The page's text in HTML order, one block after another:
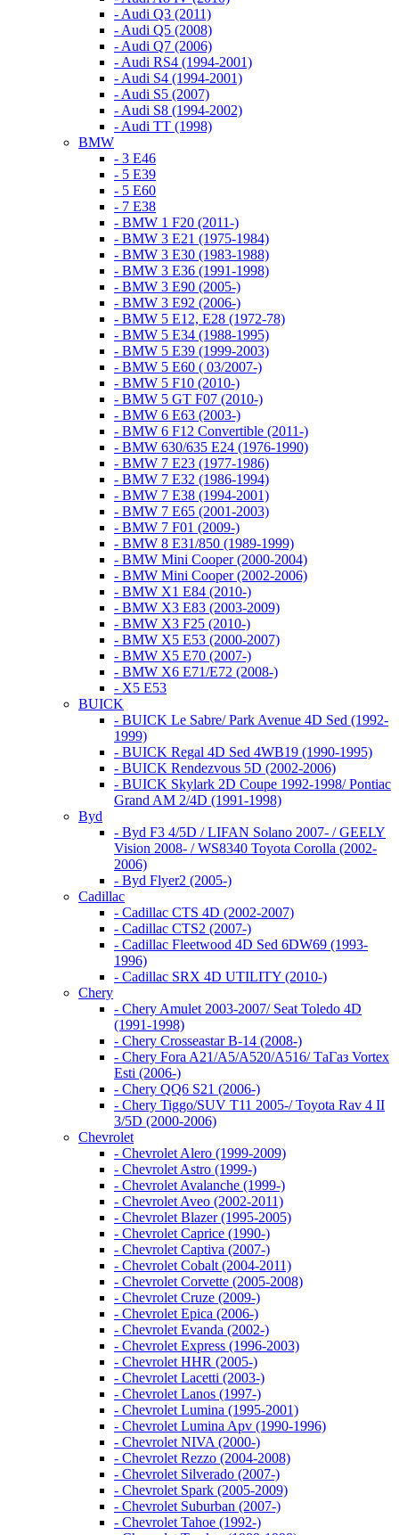
- Audi Q3 (2011)
- Audi Q5 (2008)
- Audi Q7 (2006)
- Audi RS4 (1994-2001)
- Audi S4 (1994-2001)
- Audi S5 (2007)
- Audi S8 (1994-2002)
- Audi TT (1998)
BMW
- 3 E46
- 5 E39
- 5 E60
- 7 E38
- BMW 1 F20 (2011-)
- BMW 3 E21 (1975-1984)
- BMW 3 E30 (1983-1988)
- BMW 3 E36 (1991-1998)
- BMW 3 E90 (2005-)
- BMW 3 E92 (2006-)
- BMW 5 E12, E28 (1972-78)
- BMW 5 E34 (1988-1995)
- BMW 5 E39 (1999-2003)
- BMW 5 E60 ( 03/2007-)
- BMW 5 F10 (2010-)
- BMW 5 GT F07 (2010-)
- BMW 6 E63 (2003-)
- BMW 6 F12 Convertible (2011-)
- BMW 630/635 E24 (1976-1990)
- BMW 7 E23 (1977-1986)
- BMW 7 E32 (1986-1994)
- BMW 7 E38 (1994-2001)
- BMW 7 E65 (2001-2003)
- BMW 7 F01 (2009-)
- BMW 8 E31/850 (1989-1999)
- BMW Mini Cooper (2000-2004)
- BMW Mini Cooper (2002-2006)
- BMW X1 E84 (2010-)
- BMW X3 E83 (2003-2009)
- BMW X3 F25 (2010-)
- BMW X5 E53 (2000-2007)
- BMW X5 E70 (2007-)
- BMW X6 E71/E72 (2008-)
- X5 E53
BUICK
- BUICK Le Sabre/ Park Avenue 4D Sed (1992-
1999)
- BUICK Regal 4D Sed 4WB19 (1990-1995)
- BUICK Rendezvous 5D (2002-2006)
- BUICK Skylark 2D Coupe 1992-1998/ Pontiac
Grand AM 2/4D (1991-1998)
Byd
- Byd F3 4/5D / LIFAN Solano 2007- / GEELY
Vision 2008- / WS8340 Toyota Corolla (2002-
2006)
- Byd Flyer2 (2005-)
Cadillac
- Cadillac CTS 4D (2002-2007)
- Cadillac CTS2 (2007-)
- Cadillac Fleetwood 4D Sed 6DW69 (1993-
1996)
- Cadillac SRX 4D UTILITY (2010-)
Chery
- Chery Amulet 2003-2007/ Seat Toledo 4D
(1991-1998)
- Chery Crosseastar B-14 (2008-)
- Chery Fora A21/A5/A520/A516/ ТаГаз Vortex
Esti (2006-)
- Chery QQ6 S21 (2006-)
- Chery Tiggo/SUV T11 2005-/ Toyota Rav 4 II
3/5D (2000-2006)
Chevrolet
- Chevrolet Alero (1999-2009)
- Chevrolet Astro (1999-)
- Chevrolet Avalanche (1999-)
- Chevrolet Aveo (2002-2011)
- Chevrolet Blazer (1995-2005)
- Chevrolet Caprice (1990-)
- Chevrolet Captiva (2007-)
- Chevrolet Cobalt (2004-2011)
- Chevrolet Corvette (2005-2008)
- Chevrolet Cruze (2009-)
- Chevrolet Epica (2006-)
- Chevrolet Evanda (2002-)
- Chevrolet Express (1996-2003)
- Chevrolet HHR (2005-)
- Chevrolet Lacetti (2003-)
- Chevrolet Lanos (1997-)
- Chevrolet Lumina (1995-2001)
- Chevrolet Lumina Apv (1990-1996)
- Chevrolet NIVA (2000-)
- Chevrolet Rezzo (2004-2008)
- Chevrolet Silverado (2007-)
- Chevrolet Spark (2005-2009)
- Chevrolet Suburban (2007-)
- Chevrolet Tahoe (1992-)